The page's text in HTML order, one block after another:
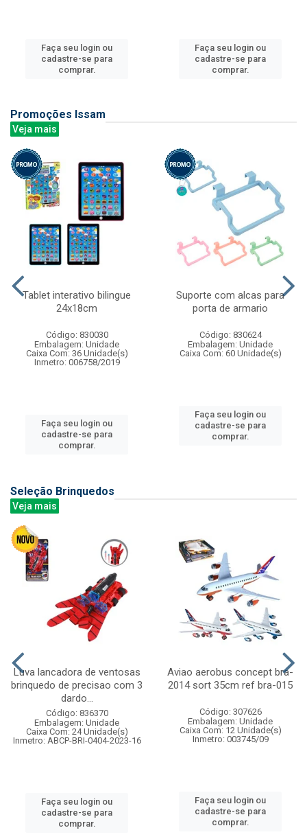
Faça seu login ou
cadastre-se para
comprar.
Faça seu login ou
cadastre-se para
comprar.
Promoções Issam
Veja mais
Tablet interativo bilingue
24x18cm
Código: 830030
Embalagem: Unidade
Caixa Com: 36 Unidade(s)
Inmetro: 006758/2019
Faça seu login ou
cadastre-se para
comprar.
Suporte com alcas para
porta de armario
Código: 830624
Embalagem: Unidade
Caixa Com: 60 Unidade(s)
Faça seu login ou
cadastre-se para
comprar.
Seleção Brinquedos
Veja mais
Luva lancadora de ventosas
brinquedo de precisao com 3
dardo...
Código: 836370
Embalagem: Unidade
Caixa Com: 24 Unidade(s)
Inmetro: ABCP-BRI-0404-2023-16
Faça seu login ou
cadastre-se para
comprar.
Aviao aerobus concept bra-
2014 sort 35cm ref bra-015
Código: 307626
Embalagem: Unidade
Caixa Com: 12 Unidade(s)
Inmetro: 003745/09
Faça seu login ou
cadastre-se para
comprar.